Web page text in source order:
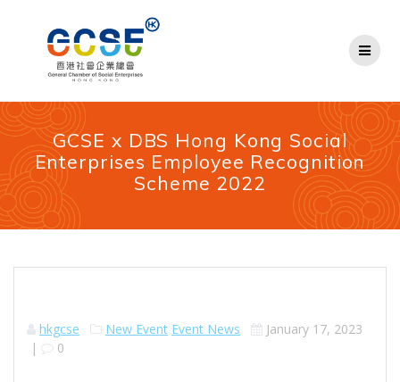
GCSE x DBS Hong Kong Social
Enterprises Employee Recognition
Scheme 2022
hkgcse New Event Event News
January 17, 2023
|
0